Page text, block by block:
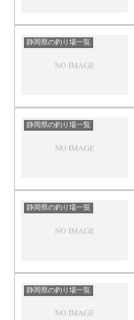
静岡県の釣り場一覧
静岡県の釣り場一覧
静岡県の釣り場一覧
静岡県の釣り場一覧